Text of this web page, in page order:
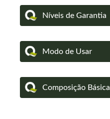
Níveis de Garantia
Modo de Usar
Composição Básica